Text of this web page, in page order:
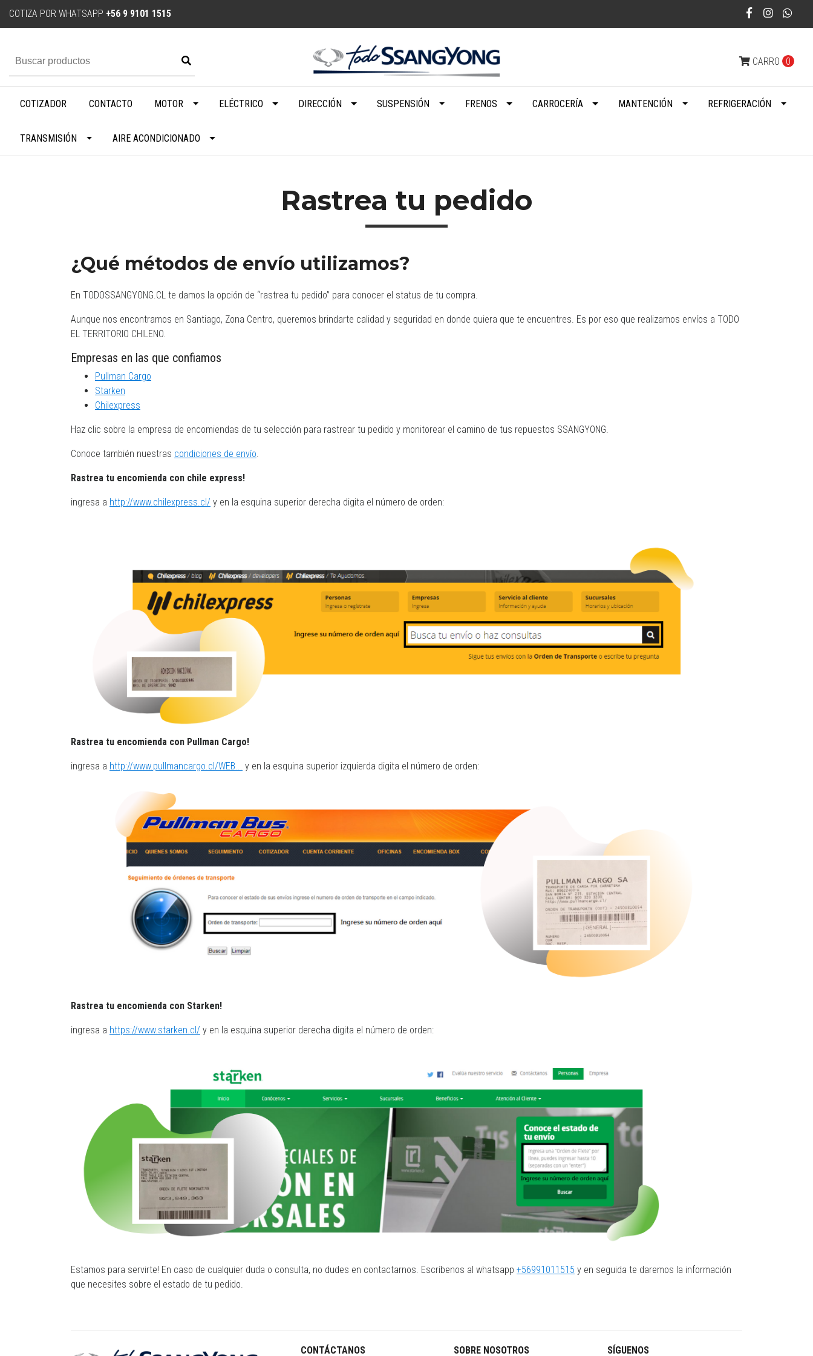
COTIZA POR WHATSAPP +56 9 9101 1515
CARRO 0
COTIZADOR CONTACTO MOTOR ELÉCTRICO DIRECCIÓN SUSPENSIÓN FRENOS CARROCERÍA MANTENCIÓN REFRIGERACIÓN
TRANSMISIÓN AIRE ACONDICIONADO
Rastrea tu pedido
¿Qué métodos de envío utilizamos?
En TODOSSANGYONG.CL te damos la opción de “rastrea tu pedido” para conocer el status de tu compra.
Aunque nos encontramos en Santiago, Zona Centro, queremos brindarte calidad y seguridad en donde quiera que te encuentres. Es por eso que realizamos envíos a TODO
EL TERRITORIO CHILENO.
Empresas en las que confiamos
Pullman Cargo
Starken
Chilexpress
Haz clic sobre la empresa de encomiendas de tu selección para rastrear tu pedido y monitorear el camino de tus repuestos SSANGYONG.
Conoce también nuestras condiciones de envío
Rastrea tu encomienda con chile express!
ingresa a http://www.chilexpress.cl/ y en la esquina superior derecha digita el número de orden:
Rastrea tu encomienda con Pullman Cargo!
ingresa a http://www.pullmancargo.cl/WEB... y en la esquina superior izquierda digita el número de orden:
Rastrea tu encomienda con Starken!
ingresa a https://www.starken.cl/ y en la esquina superior derecha digita el número de orden:
Estamos para servirte! En caso de cualquier duda o consulta, no dudes en contactarnos. Escríbenos al whatsapp +56991011515 y en seguida te daremos la información
que necesites sobre el estado de tu pedido.
CONTÁCTANOS SOBRE NOSOTROS SÍGUENOS